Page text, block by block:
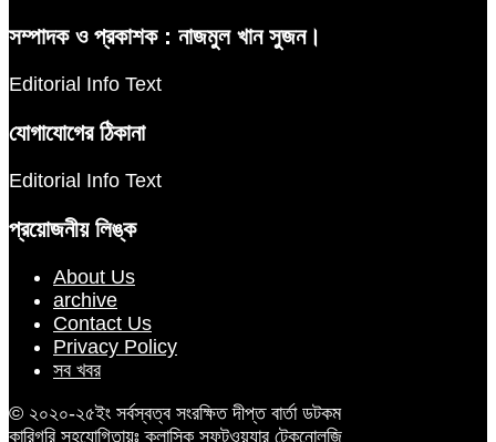
সম্পাদক ও প্রকাশক : নাজমুল খান সুজন।
Editorial Info Text
যোগাযোগের ঠিকানা
Editorial Info Text
প্রয়োজনীয় লিঙ্ক
About Us
archive
Contact Us
Privacy Policy
সব খবর
© ২০২০-২৫ইং সর্বস্বত্ব সংরক্ষিত দীপ্ত বার্তা ডটকম
কারিগরি সহযোগিতায়ঃক্লাসিক সফটওয়্যার টেকনোলজি